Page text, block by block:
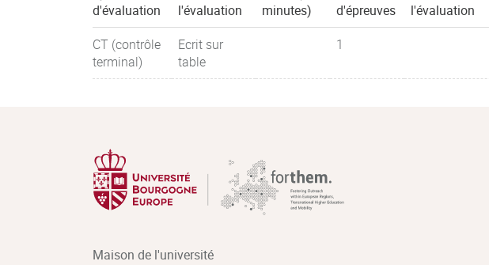
d'évaluation
l'évaluation
minutes)
d'épreuves
l'évaluation
CT (contrôle
terminal)
Ecrit sur
table
1
Maison de l'université